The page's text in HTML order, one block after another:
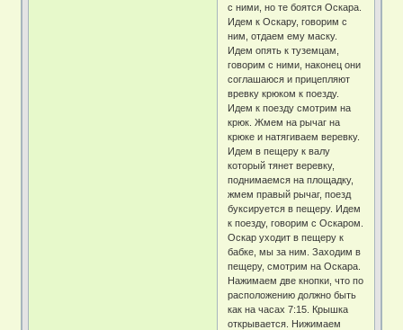
с ними, но те боятся Оскара.
Идем к Оскару, говорим с
ним, отдаем ему маску.
Идем опять к туземцам,
говорим с ними, наконец они
соглашаюся и прицепляют
вревку крюком к поезду.
Идем к поезду смотрим на
крюк. Жмем на рычаг на
крюке и натягиваем веревку.
Идем в пещеру к валу
который тянет веревку,
поднимаемся на площадку,
жмем правый рычаг, поезд
буксируется в пещеру. Идем
к поезду, говорим с Оскаром.
Оскар уходит в пещеру к
бабке, мы за ним. Заходим в
пещеру, смотрим на Оскара.
Нажимаем две кнопки, что по
расположению должно быть
как на часах 7:15. Крышка
открывается. Нижимаем